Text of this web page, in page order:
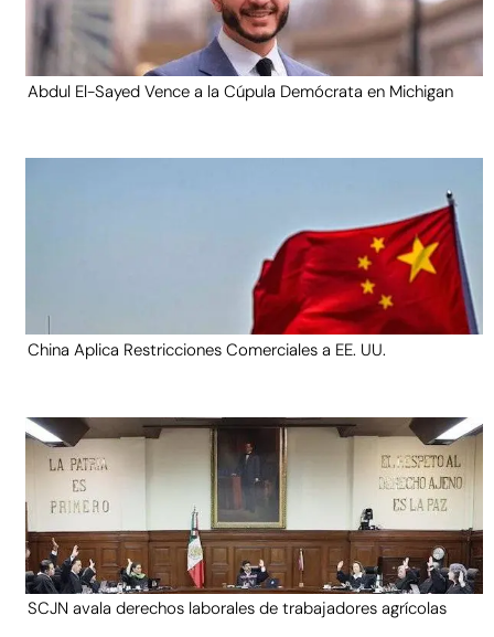
Abdul El-Sayed Vence a la Cúpula Demócrata en Michigan
China Aplica Restricciones Comerciales a EE. UU.
SCJN avala derechos laborales de trabajadores agrícolas